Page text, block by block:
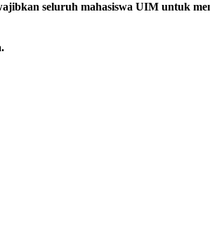
seluruh mahasiswa UIM untuk